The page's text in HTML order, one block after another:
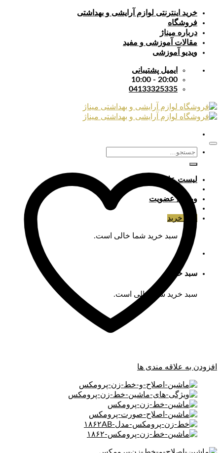
Skip
content
خرید اینترنتی لوازم آرایشی و بهداشتی
فروشگاه
درباره میناژ
مقالات آموزشی و مفید
ویدیو آموزشی
ایمیل پشتیبانی
20:00 - 10:00
04133325335
جستجو
برای:
لیست علایق
ورود / عضویت
سبد خرید
سبد خرید شما خالی است.
سبد خرید
سبد خرید شما خالی است.
افزودن به علاقه مندی ها